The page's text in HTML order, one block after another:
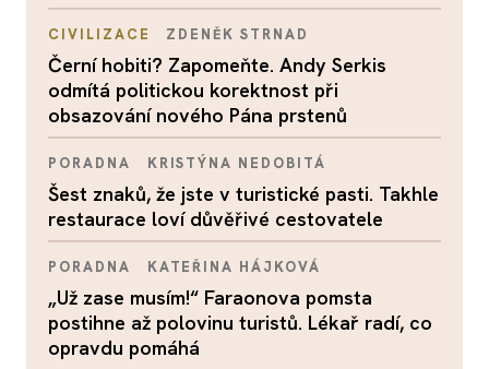
CIVILIZACE ZDENĚK STRNAD
Černí hobiti? Zapomeňte. Andy Serkis
odmítá politickou korektnost při
obsazování nového Pána prstenů
PORADNA KRISTÝNA NEDOBITÁ
Šest znaků, že jste v turistické pasti. Takhle
restaurace loví důvěřivé cestovatele
PORADNA KATEŘINA HÁJKOVÁ
„Už zase musím!“ Faraonova pomsta
postihne až polovinu turistů. Lékař radí, co
opravdu pomáhá